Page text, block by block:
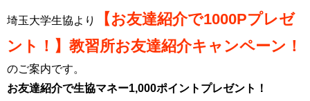
埼玉大学生協より
【お友達紹介で1000Pプレゼ
ント！】教習所お友達紹介キャンペーン！
のご案内です。
お友達紹介で生協マネー1,000ポイントプレゼント！